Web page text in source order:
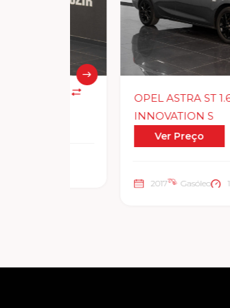
OPEL ASTRA ST 1.6 CDTI
INNOVATION S
Ver Preço
Gasóleo 170000 kms